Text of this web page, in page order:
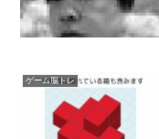
ゲーム脳トレ